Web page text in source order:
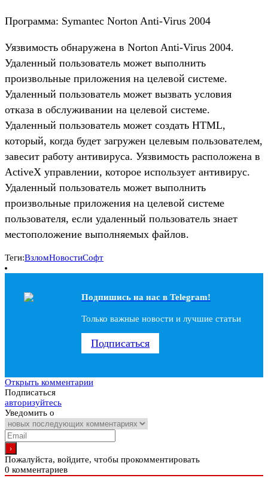
Программа: Symantec Norton Anti-Virus 2004
Уязвимость обнаружена в Norton Anti-Virus 2004.
Удаленный пользователь может выполнить
произвольные приложения на целевой системе.
Удаленный пользователь может вызвать условия
отказа в обслуживании на целевой системе.
Удаленный пользователь может создать HTML,
который, когда будет загружен целевым пользователем,
завесит работу антивируса. Уязвимость расположена в
ActiveX управлении, которое использует антивирус.
Удаленный пользователь может выполнить
произвольные приложения на целевой системе
пользователя, если удаленный пользователь знает
местоположение выполняемых файлов.
Теги:ВзломНовостиСофт
Подпишись на наc в Telegram!
Только важные новости и лучшие статьи
Подписаться
Открыть комментарии
Подписаться
авторизуйтесь
Уведомить о
Пожалуйста, войдите, чтобы прокомментировать
0 комментариев